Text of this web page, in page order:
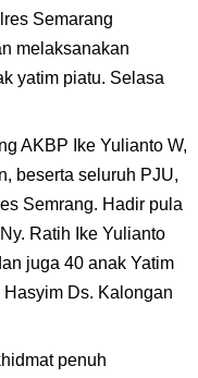
Semarang
melaksanakan
yatim piatu. Selasa
AKBP Ike Yulianto W,
beserta seluruh PJU,
Semrang. Hadir pula
Ratih Ike Yulianto
juga 40 anak Yatim
Ds. Kalongan
penuh